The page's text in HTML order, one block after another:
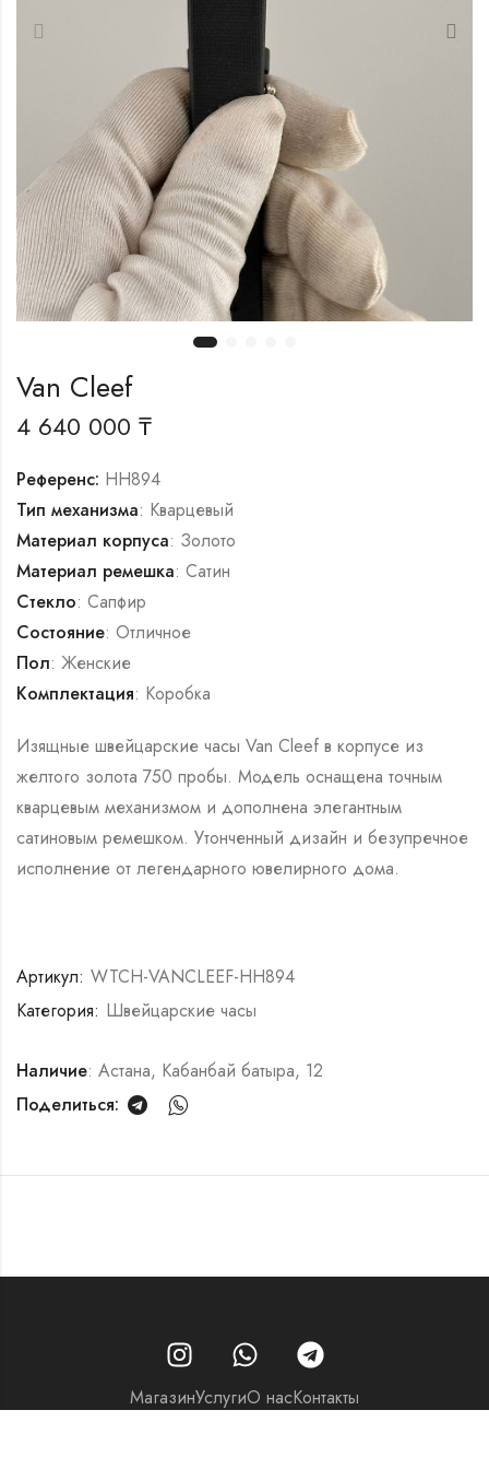
Van Cleef
4 640 000 ₸
Референс: HH894
Тип механизма: Кварцевый
Материал корпуса: Золото
Материал ремешка: Сатин
Стекло: Сапфир
Состояние: Отличное
Пол: Женские
Комплектация: Коробка
Изящные швейцарские часы Van Cleef в корпусе из
желтого золота 750 пробы. Модель оснащена точным
кварцевым механизмом и дополнена элегантным
сатиновым ремешком. Утонченный дизайн и безупречное
исполнение от легендарного ювелирного дома.
Артикул: WTCH-VANCLEEF-HH894
Категория: Швейцарские часы
Наличие: Астана, Кабанбай батыра, 12
Поделиться:
МагазинУслугиО насКонтакты